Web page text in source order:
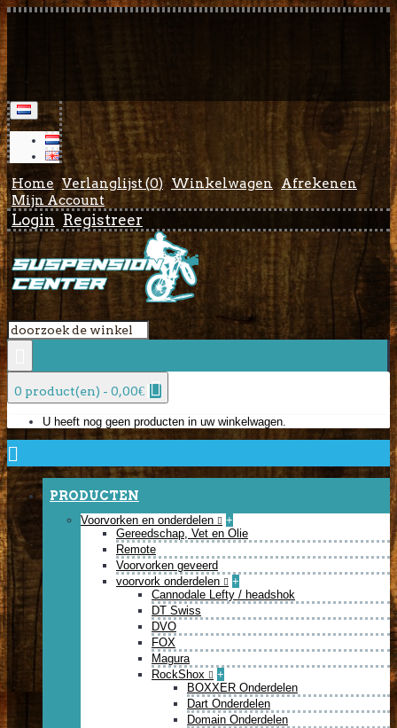
Home Verlanglijst (0) Winkelwagen
Afrekenen
Mijn Account
Login Registreer
0 product(en) - 0,00€
U heeft nog geen producten in uw winkelwagen.
PRODUCTEN
Voorvorken en onderdelen
+
Gereedschap, Vet en Olie
Remote
Voorvorken geveerd
voorvork onderdelen
+
Cannodale Lefty / headshok
DT Swiss
DVO
FOX
Magura
RockShox
+
BOXXER Onderdelen
Dart Onderdelen
Domain Onderdelen